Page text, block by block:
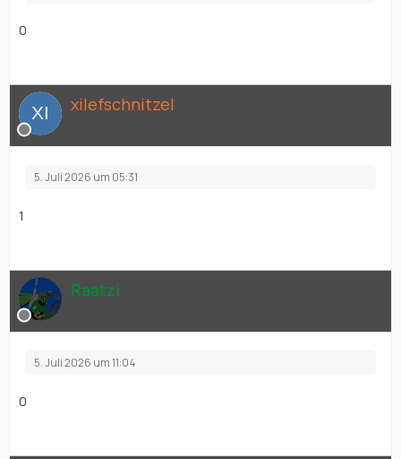
0
xilefschnitzel
5. Juli 2026 um 05:31
1
Raatzi
5. Juli 2026 um 11:04
0